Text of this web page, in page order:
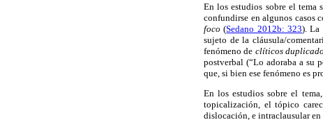
En los estudios sobre el tema
confundirse en algunos casos
foco (Sedano 2012b: 323). La
sujeto de la cláusula/
fenómeno de clíticos
postverbal (“Lo adoraba a su
que, si bien ese fenómeno es
En los estudios sobre el
topicalización, el tópico
dislocación, e intraclausular